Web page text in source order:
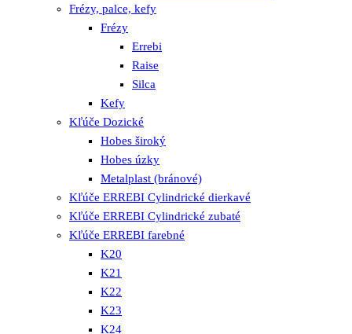
Frézy, palce, kefy
Frézy
Errebi
Raise
Silca
Kefy
Kľúče Dozické
Hobes široký
Hobes úzky
Metalplast (bránové)
Kľúče ERREBI Cylindrické dierkavé
Kľúče ERREBI Cylindrické zubaté
Kľúče ERREBI farebné
K20
K21
K22
K23
K24